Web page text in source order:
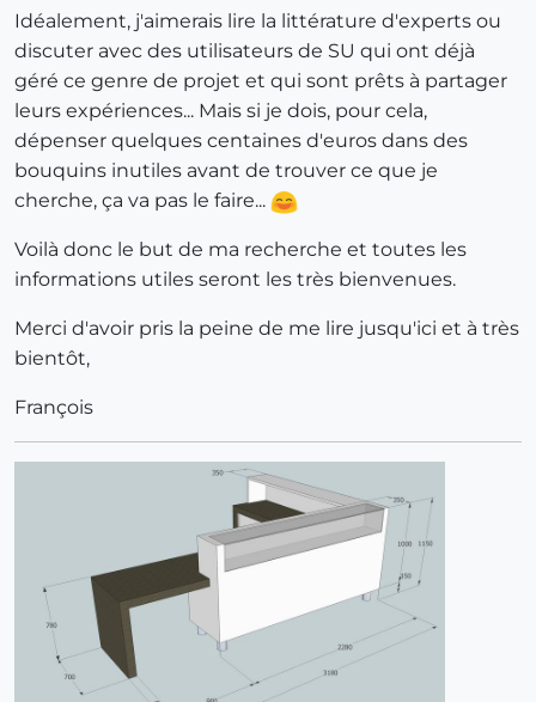
Idéalement, j'aimerais lire la littérature d'experts ou
discuter avec des utilisateurs de SU qui ont déjà
géré ce genre de projet et qui sont prêts à partager
leurs expériences... Mais si je dois, pour cela,
dépenser quelques centaines d'euros dans des
bouquins inutiles avant de trouver ce que je
cherche, ça va pas le faire...
Voilà donc le but de ma recherche et toutes les
informations utiles seront les très bienvenues.
Merci d'avoir pris la peine de me lire jusqu'ici et à très
bientôt,
François